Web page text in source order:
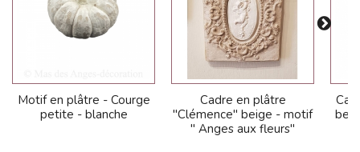
Motif en plâtre - Courge
petite - blanche
Cadre en plâtre
"Clémence" beige - motif
" Anges aux fleurs"